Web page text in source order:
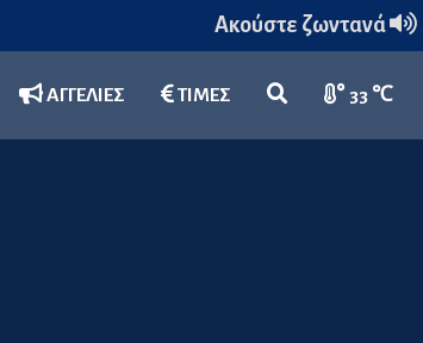
Ακούστε ζωντανά
ΑΓΓΕΛΙΕΣ ΤΙΜΕΣ 33 ℃